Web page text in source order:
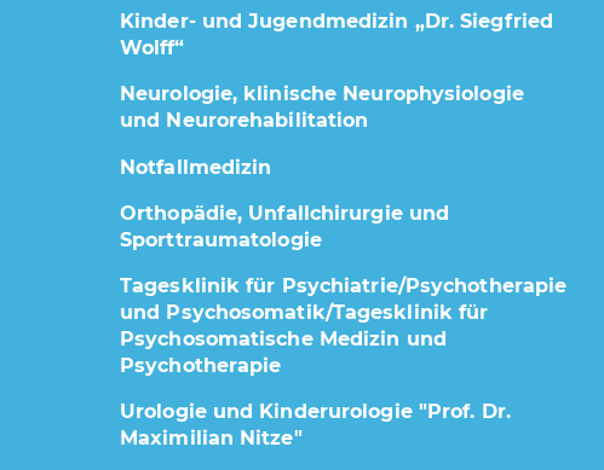
Kinder- und Jugendmedizin „Dr. Siegfried
Wolff“
Neurologie, klinische Neurophysiologie
und Neurorehabilitation
Notfallmedizin
Orthopädie, Unfallchirurgie und
Sporttraumatologie
Tagesklinik für Psychiatrie/Psychotherapie
und Psychosomatik/Tagesklinik für
Psychosomatische Medizin und
Psychotherapie
Urologie und Kinderurologie "Prof. Dr.
Maximilian Nitze"